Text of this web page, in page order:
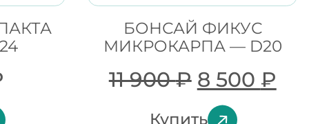
БОНСАЙ ФИКУС
МИКРОКАРПА — D20
11 900₽ 8 500 ₽
Купить